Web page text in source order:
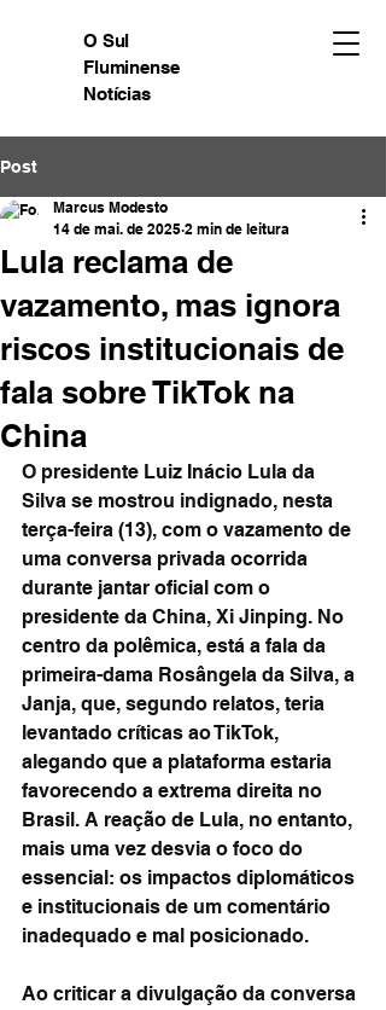
O Sul
Fluminense
Notícias
Post
Lula reclama de
vazamento, mas ignora
riscos institucionais de
fala sobre TikTok na
China
Marcus Modesto
14 de mai. de 2025 2 min de leitura
O presidente Luiz Inácio Lula da
Silva se mostrou indignado, nesta
terça-feira (13), com o vazamento de
uma conversa privada ocorrida
durante jantar oficial com o
presidente da China, Xi Jinping. No
centro da polêmica, está a fala da
primeira-dama Rosângela da Silva, a
Janja, que, segundo relatos, teria
levantado críticas ao TikTok,
alegando que a plataforma estaria
favorecendo a extrema direita no
Brasil. A reação de Lula, no entanto,
mais uma vez desvia o foco do
essencial: os impactos diplomáticos
e institucionais de um comentário
inadequado e mal posicionado.
Ao criticar a divulgação da conversa